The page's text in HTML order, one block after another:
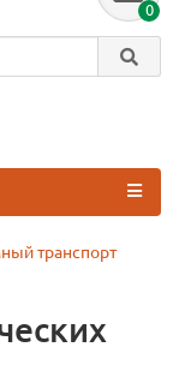
0
транспорт